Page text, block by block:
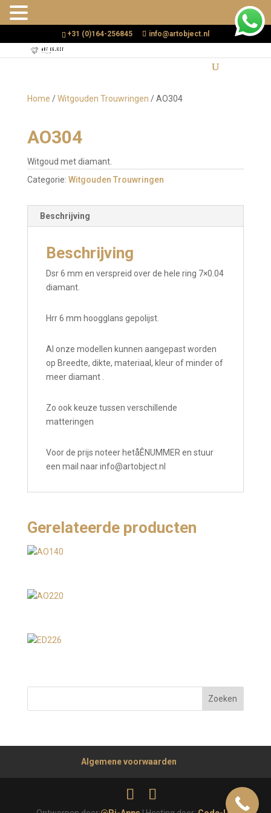
+31 (0)164-256845 info@artobject.nl
Home /Witgouden Trouwringen / AO304
AO304
Witgoud met diamant.
Categorie: Witgouden Trouwringen
Beschrijving
Beschrijving
Dsr 6 mm en verspreid over de hele ring 7×0.04
diamant.
Hrr 6 mm hoogglans gepolijst.
Al onze modellen kunnen aangepast worden
op Breedte, dikte, materiaal, kleur of minder of
meer diamant .
Zo ook keuze tussen verschillende
matteringen
Voor de prijs noteer hetåÊNUMMER en stuur
een mail naar info@artobject.nl
Gerelateerde producten
Algemene voorwaarden